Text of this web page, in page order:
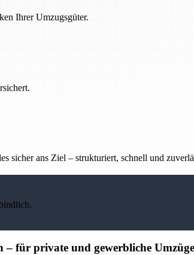
Ihrer Umzugsgüter.
sicher ans Ziel – strukturiert, schnell und
– für private und gewerbliche Umzüge